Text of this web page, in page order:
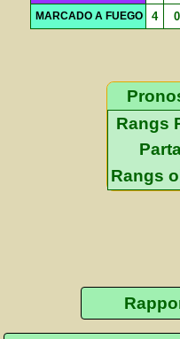
MARCADO A FUEGO 4
Rangs
Rangs